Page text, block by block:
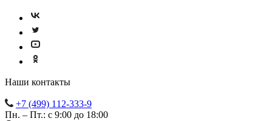
Наши контакты
+7 (499) 112-333-9
Пн. – Пт.: с 9:00 до 18:00